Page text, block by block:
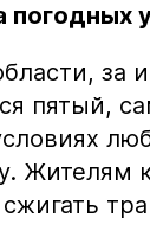
погодных
за
пятый,
Жителям